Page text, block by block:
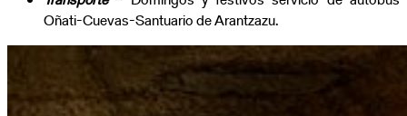
Oñati-Cuevas-Santuario de Arantzazu.